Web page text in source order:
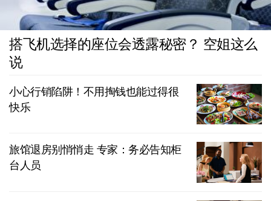
搭飞机选择的座位会透露秘密？ 空姐这么
说
小心行销陷阱！不用掏钱也能过得很
快乐
旅馆退房别悄悄走 专家：务必告知柜
台人员